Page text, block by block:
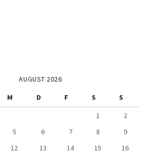
AUGUST 2026
M D F S
S
1
2
5 6 7 8
9
12 13 14 15
16